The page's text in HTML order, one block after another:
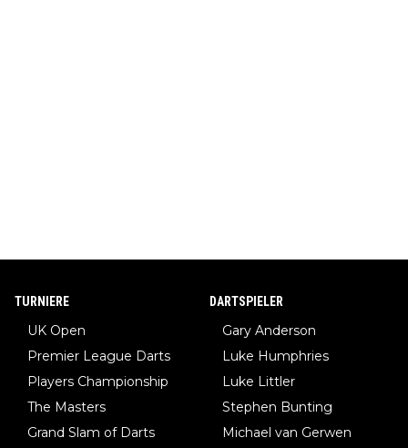
TURNIERE
UK Open
Premier League Darts
Players Championship
The Masters
Grand Slam of Darts
DARTSPIELER
Gary Anderson
Luke Humphries
Luke Littler
Stephen Bunting
Michael van Gerwen